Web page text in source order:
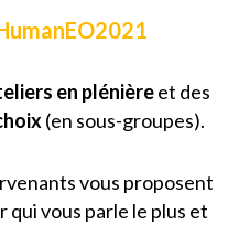
en plénièreet des
(en sous-groupes).
vous proposent
qui vous parle le plus et